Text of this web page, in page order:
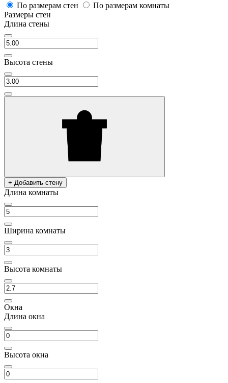
По размерам стен
По размерам комнаты
Размеры стен
Длина стены
Высота стены
+ Добавить стену
Длина комнаты
Ширина комнаты
Высота комнаты
Окна
Длина окна
Высота окна